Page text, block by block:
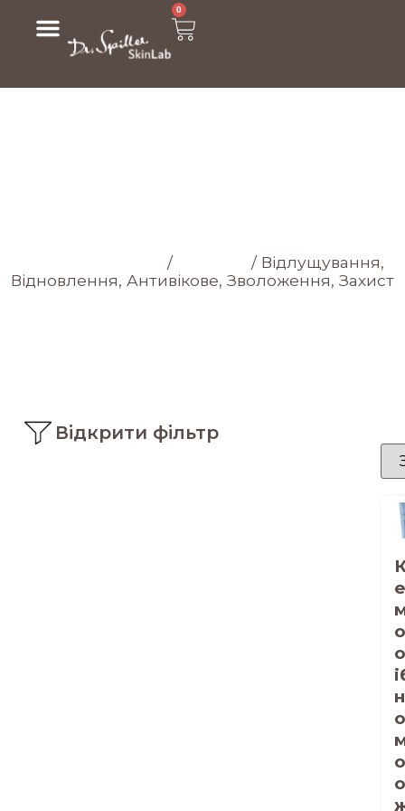
0
/ / Відлущування,
Відновлення, Антивікове, Зволоження, Захист
Відкрити фільтр
е
о